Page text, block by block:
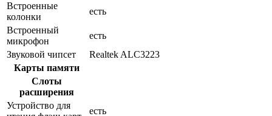
Встроенные
колонки
есть
Встроенный
микрофон
есть
Звуковой чипсет
Realtek ALC3223
Карты памяти
Слоты
расширения
Устройство для
есть